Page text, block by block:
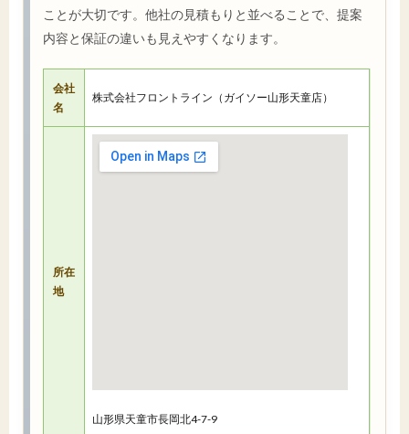
ことが大切です。他社の見積もりと並べることで、提案
内容と保証の違いも見えやすくなります。
会社
名
株式会社フロントライン（ガイソー山形天童店）
所在
地
山形県天童市長岡北4-7-9